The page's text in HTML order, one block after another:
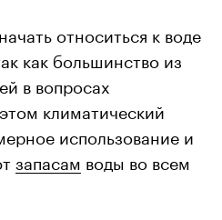
относиться к воде
как большинство из
в вопросах
климатический
использование и
запасам воды во всем